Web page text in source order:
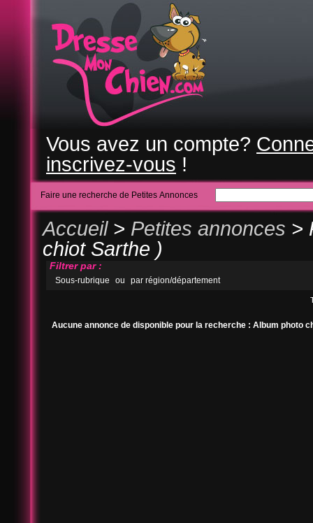
Vous avez un compte?
inscrivez-vous !
Faire une recherche de Petites Annonces
Accueil> Petites annonces >
chiot Sarthe )
Filtrer par :
Sous-rubrique ou par région/département
Aucune annonce de disponible pour la recherche : Album photo